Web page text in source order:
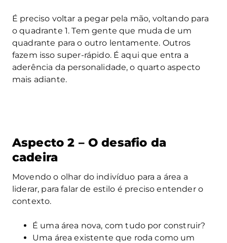
É preciso voltar a pegar pela mão, voltando para
o quadrante 1. Tem gente que muda de um
quadrante para o outro lentamente. Outros
fazem isso super-rápido. É aqui que entra a
aderência da personalidade, o quarto aspecto
mais adiante.
Aspecto 2 – O desafio da
cadeira
Movendo o olhar do indivíduo para a área a
liderar, para falar de estilo é preciso entender o
contexto.
É uma área nova, com tudo por construir?
Uma área existente que roda como um